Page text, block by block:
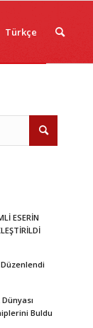
Türkçe
ESERİN
Düzenlendi
Buldu